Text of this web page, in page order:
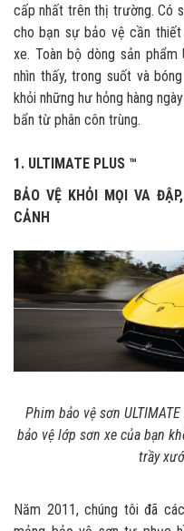
cấp nhất trên thị trường. Có
cho bạn sự bảo vệ cần
xe. Toàn bộ dòng sản phẩm
nhìn thấy, trong suốt và
khỏi những hư hỏng hàng
bẩn từ phân côn trùng.
1. ULTIMATE PLUS ™
BẢO VỆ KHỎI MỌI VA
CẢNH
Phim bảo vệ sơn
bảo vệ lớp sơn xe của bạn
trầy
Năm 2011, chúng tôi đã